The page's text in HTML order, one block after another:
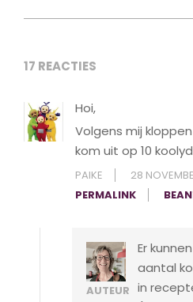
17 REACTIES
Hoi,
Volgens mij
kom uit op 10
PAIKE
28
PERMALINK
AUTEUR
Er
aantal
in